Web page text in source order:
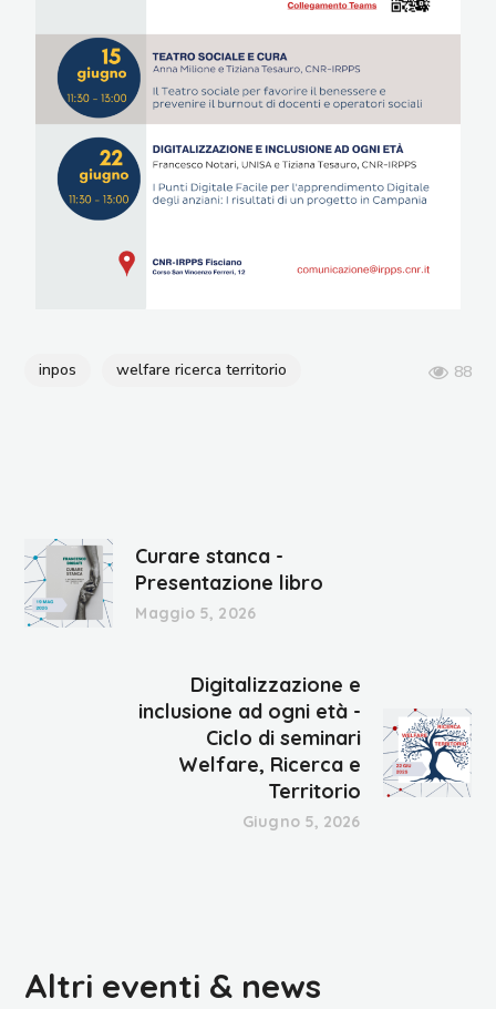
inpos welfare ricerca territorio 88
Curare stanca -
Presentazione libro
Maggio 5, 2026
Digitalizzazione e
inclusione ad ogni età -
Ciclo di seminari
Welfare, Ricerca e
Territorio
Giugno 5, 2026
Altri eventi & news